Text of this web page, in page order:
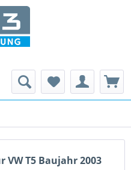
T5 Baujahr 2003